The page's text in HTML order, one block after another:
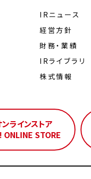
IRニュース
経営⽅針
財務・業績
IRライブラリ
株式情報
ラインストア
STORE